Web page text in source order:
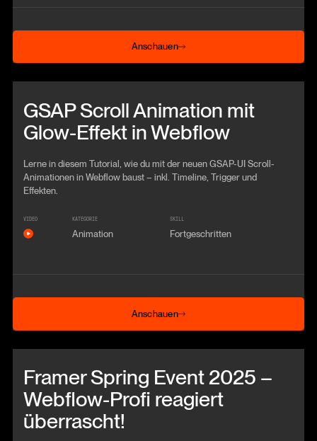
Anschauen
Anschauen
GSAP Scroll Animation mit
Glow-Effekt in Webflow
Lerne in diesem Tutorial, wie du mit der neuen GSAP-UI Scroll-
Animationen in Webflow baust – inkl. Timeline, Trigger und
Effekten.
VIDEO KATEGORIE
Animation
SKILL
Fortgeschritten
Anschauen
Anschauen
Framer Spring Event 2025 –
Webflow-Profi reagiert
überrascht!